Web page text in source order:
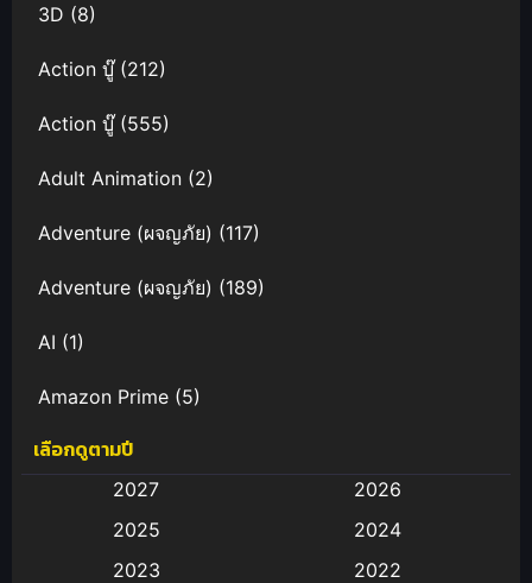
3D (8)
Action บู๊(212)
Action บู๊(555)
Adult Animation (2)
Adventure (ผจญภัย) (117)
Adventure (ผจญภัย) (189)
AI (1)
Amazon Prime (5)
Anal (ประตูหลัง)
Animation การ์ตูน
เลือกดูตามปี
2027
2026
2025
2024
2023
2022